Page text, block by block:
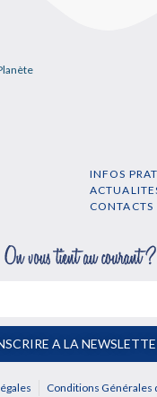
INFOS
CONTACTS
A LA
Conditions Générales